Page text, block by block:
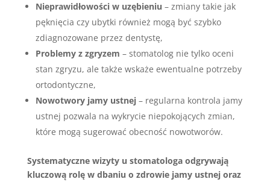
Nieprawidłowości w uzębieniu – zmiany takie jak
pęknięcia czy ubytki również mogą być szybko
zdiagnozowane przez dentystę,
Problemy z zgryzem – stomatolog nie tylko oceni
stan zgryzu, ale także wskaże ewentualne potrzeby
ortodontyczne,
Nowotwory jamy ustnej– regularna kontrola jamy
ustnej pozwala na wykrycie niepokojących zmian,
które mogą sugerować obecność nowotworów.
Systematyczne wizyty u stomatologa odgrywają
kluczową rolę w dbaniu o zdrowie jamy ustnej oraz